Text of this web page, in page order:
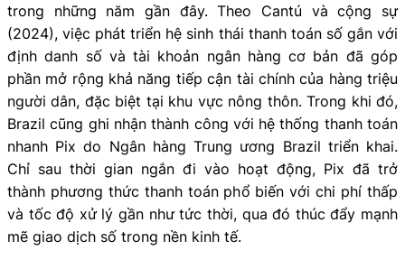
trong những năm gần đây. Theo Cantú và cộng sự
(2024), việc phát triển hệ sinh thái thanh toán số gắn với
định danh số và tài khoản ngân hàng cơ bản đã góp
phần mở rộng khả năng tiếp cận tài chính của hàng triệu
người dân, đặc biệt tại khu vực nông thôn. Trong khi đó,
Brazil cũng ghi nhận thành công với hệ thống thanh toán
nhanh Pix do Ngân hàng Trung ương Brazil triển khai.
Chỉ sau thời gian ngắn đi vào hoạt động, Pix đã trở
thành phương thức thanh toán phổ biến với chi phí thấp
và tốc độ xử lý gần như tức thời, qua đó thúc đẩy mạnh
mẽ giao dịch số trong nền kinh tế.